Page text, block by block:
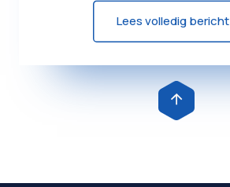
Lees volledig bericht